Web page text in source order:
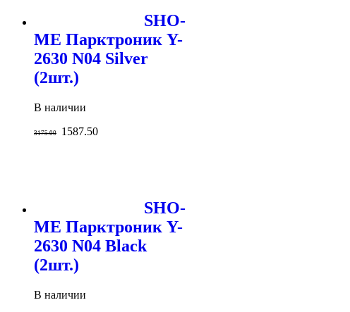
SHO-
ME Парктроник Y-
2630 N04 Silver
(2шт.)
В наличии
3175.00 1587.50
SHO-
ME Парктроник Y-
2630 N04 Black
(2шт.)
В наличии